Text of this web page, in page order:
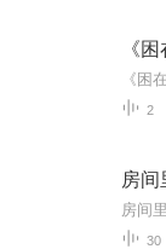
《
2
房间
30